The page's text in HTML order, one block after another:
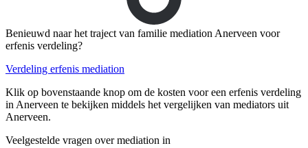
Benieuwd naar het traject van familie mediation Anerveen voor
erfenis verdeling?
Verdeling erfenis mediation
Klik op bovenstaande knop om de kosten voor een erfenis verdeling
in Anerveen te bekijken middels het vergelijken van mediators uit
Anerveen.
Veelgestelde vragen over mediation in